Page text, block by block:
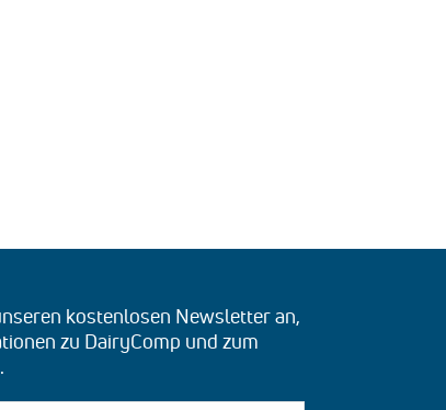
kostenlosen Newsletter an,
zu DairyComp und zum